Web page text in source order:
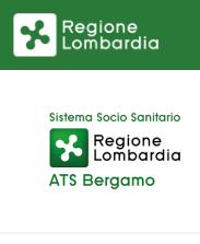
Salta al contenuto principale